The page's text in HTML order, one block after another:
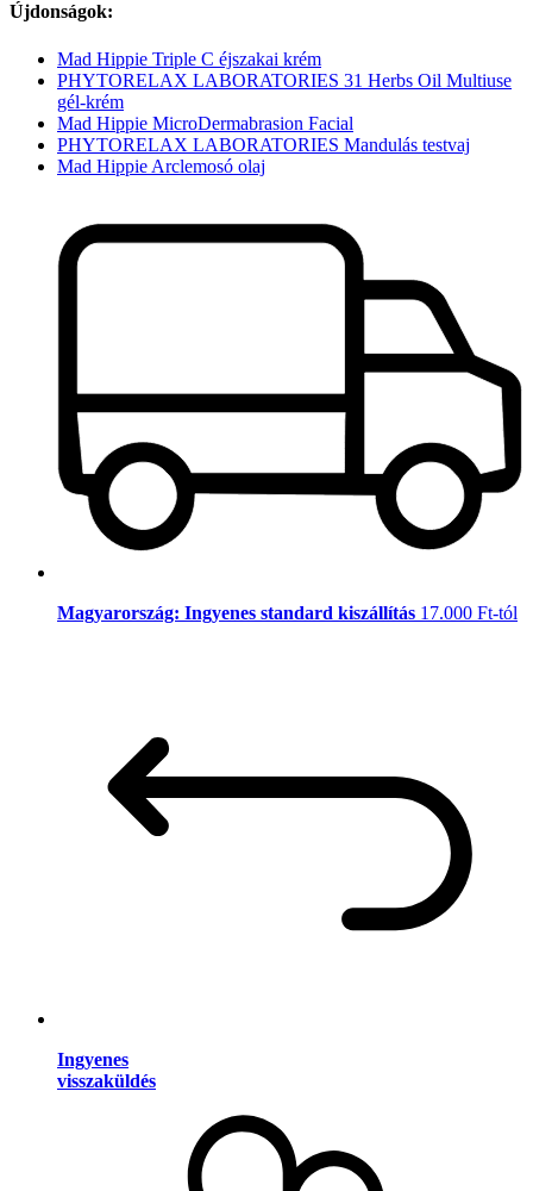
Újdonságok:
Mad Hippie Triple C éjszakai krém
PHYTORELAX LABORATORIES 31 Herbs Oil Multiuse
gél-krém
Mad Hippie MicroDermabrasion Facial
PHYTORELAX LABORATORIES Mandulás testvaj
Mad Hippie Arclemosó olaj
Magyarország: Ingyenes standard kiszállítás 17.000 Ft-tól
Ingyenes
visszaküldés